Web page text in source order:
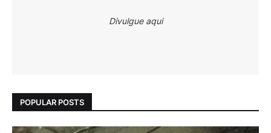
Divulgue aqui
POPULAR POSTS